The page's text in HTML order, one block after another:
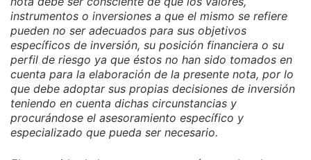
instrumentos o inversiones a que el mismo se refiere
pueden no ser adecuados para sus objetivos
específicos de inversión, su posición financiera o su
perfil de riesgo ya que éstos no han sido tomados en
cuenta para la elaboración de la presente nota, por lo
que debe adoptar sus propias decisiones de inversión
teniendo en cuenta dichas circunstancias y
procurándose el asesoramiento específico y
especializado que pueda ser necesario.